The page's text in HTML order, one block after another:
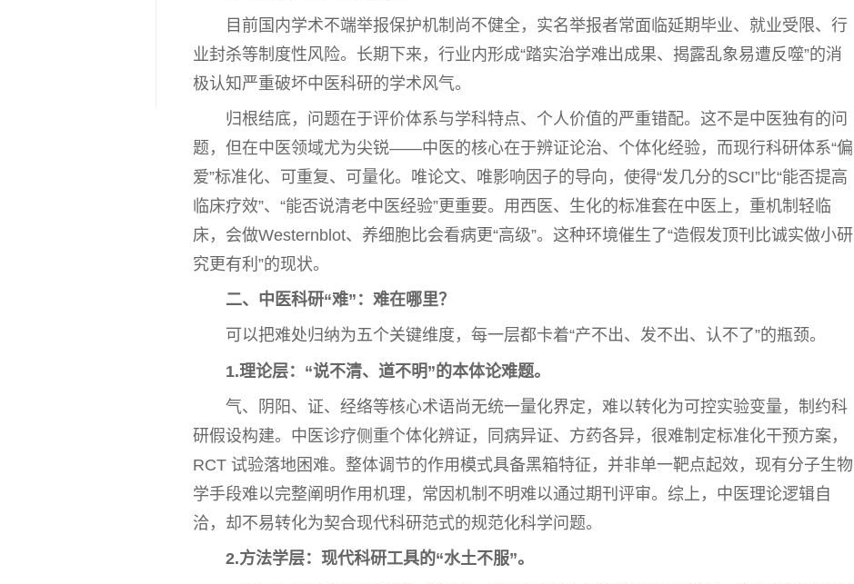
目前国内学术不端举报保护机制尚不健全，实名举报者常面临延期毕业、就业受限、行
业封杀等制度性风险。长期下来，行业内形成“踏实治学难出成果、揭露乱象易遭反噬”的消
极认知严重破坏中医科研的学术风气。
归根结底，问题在于评价体系与学科特点、个人价值的严重错配。这不是中医独有的问
题，但在中医领域尤为尖锐——中医的核心在于辨证论治、个体化经验，而现行科研体系“偏
爱”标准化、可重复、可量化。唯论文、唯影响因子的导向，使得“发几分的SCI”比“能否提高
临床疗效”、“能否说清老中医经验”更重要。用西医、生化的标准套在中医上，重机制轻临
床，会做Westernblot、养细胞比会看病更“高级”。这种环境催生了“造假发顶刊比诚实做小研
究更有利”的现状。
二、 中医科研“难”：难在哪里？
可以把难处归纳为五个关键维度，每一层都卡着“产不出、发不出、认不了”的瓶颈。
1.理论层：“说不清、道不明”的本体论难题。
气、阴阳、证、经络等核心术语尚无统一量化界定，难以转化为可控实验变量，制约科
研假设构建。 中医诊疗侧重个体化辨证，同病异证、方药各异，很难制定标准化干预方案，
RCT 试验落地困难。整体调节的作用模式具备黑箱特征，并非单一靶点起效，现有分子生物
学手段难以完整阐明作用机理，常因机制不明难以通过期刊评审。综上， 中医理论逻辑自
洽，却不易转化为契合现代科研范式的规范化科学问题。
2.方法学层：现代科研工具的“水土不服”。